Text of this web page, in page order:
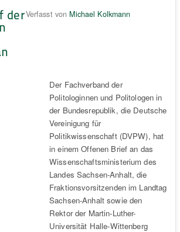
derVerfasst von Michael Kolkmann
Der Fachverband der
Politologinnen und Politologen in
der Bundesrepublik, die Deutsche
Vereinigung für
Politikwissenschaft (DVPW), hat
in einem Offenen Brief an das
Wissenschaftsministerium des
Landes Sachsen-Anhalt, die
Fraktionsvorsitzenden im Landtag
Sachsen-Anhalt sowie den
Rektor der Martin-Luther-
Universität Halle-Wittenberg